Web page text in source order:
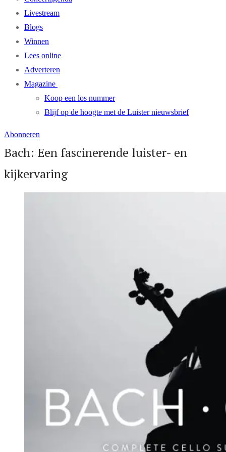
Livestream
Blogs
Winnen
Lees online
Adverteren
Magazine
Koop een los nummer
Blijf op de hoogte met de Luister nieuwsbrief
Abonneren
Bach: Een fascinerende luister- en
kijkervaring